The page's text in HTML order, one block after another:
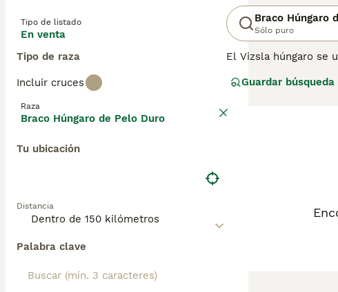
Tipo de listado
En venta
Tipo de raza
Incluir cruces
Raza
Braco Húngaro de Pelo Duro
Tu ubicación
Distancia
Palabra clave
Braco Húngaro
Sólo puro
El Vizsla húngaro se
fácilmente y tiene
Guardar búsqueda